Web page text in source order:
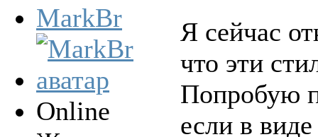
MarkBr
Online
Я сейчас
что эти
Попробую
если в